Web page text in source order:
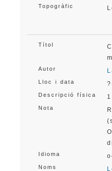
Topogràfic
Títol
Autor
Lloc i data
Descripció física
Nota
Idioma
Noms